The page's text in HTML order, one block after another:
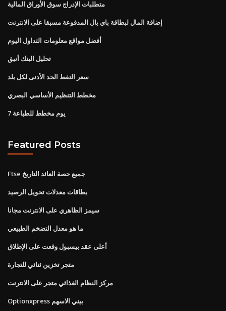
متطلبات الإدراج سوق الأوراق المالية
إضافة المال لبطاقة باي بال المدفوعة مسبقا على الانترنت
أفضل مواقع معلومات التداول اليوم
تحليل البنك أنيق
سعر النفط الحد الأدنى لكل بلد
مخطط التنظيم الأساسي البصري
7 يوم مخطط للطباعة
Featured Posts
Ftse جميع حصة العائد التاريخ
بطاقات معدلات تحويل الرصيد
سيمز الظاهري على الانترنت مجانا
ما هو معدل التضخم الطبيعي
أعلى عقد بيسبول وقعت على الإطلاق
متجر تخزين ثنائي للتجارة
مركز النظام الغذائي متجر على الانترنت
Optionxpress بيني الاسهم